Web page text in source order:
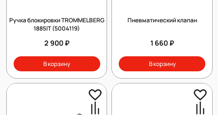
Ручка блокировки TROMMELBERG
1885IT (5004119)
2 900 ₽
В корзину
Пневматический клапан
1 660 ₽
В корзину